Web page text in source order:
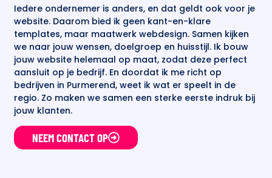
Iedere ondernemer is anders, en dat geldt ook voor je
website. Daarom bied ik geen kant-en-klare
templates, maar maatwerk webdesign. Samen kijken
we naar jouw wensen, doelgroep en huisstijl. Ik bouw
jouw website helemaal op maat, zodat deze perfect
aansluit op je bedrijf. En doordat ik me richt op
bedrijven in Purmerend, weet ik wat er speelt in de
regio. Zo maken we samen een sterke eerste indruk bij
jouw klanten.
NEEM CONTACT OP